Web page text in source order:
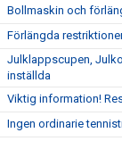
Bollmaskin och
Förlängda
Julklappscupen,
inställda
Viktig information!
Ingen ordinarie